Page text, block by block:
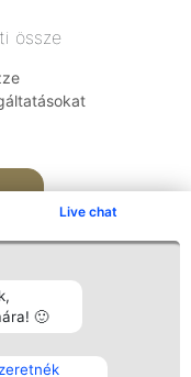
Live chat
🙂
össze
Elérhetőség
Elérhetőség